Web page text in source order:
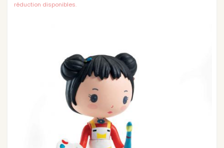
réduction disponibles.